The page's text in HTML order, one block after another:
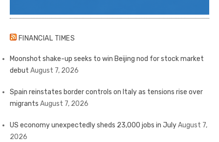
FINANCIAL TIMES
Moonshot shake-up seeks to win Beijing nod for stock market
debut August 7, 2026
Spain reinstates border controls on Italy as tensions rise over
migrants August 7, 2026
US economy unexpectedly sheds 23,000 jobs in JulyAugust 7,
2026